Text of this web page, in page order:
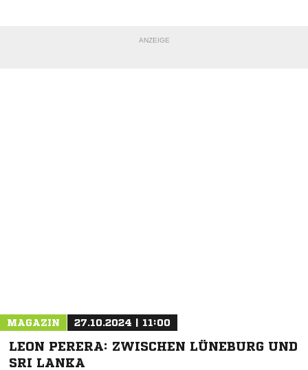
ANZEIGE
MAGAZIN 27.10.2024 | 11:00
LEON PERERA: ZWISCHEN LÜNEBURG UND
SRI LANKA